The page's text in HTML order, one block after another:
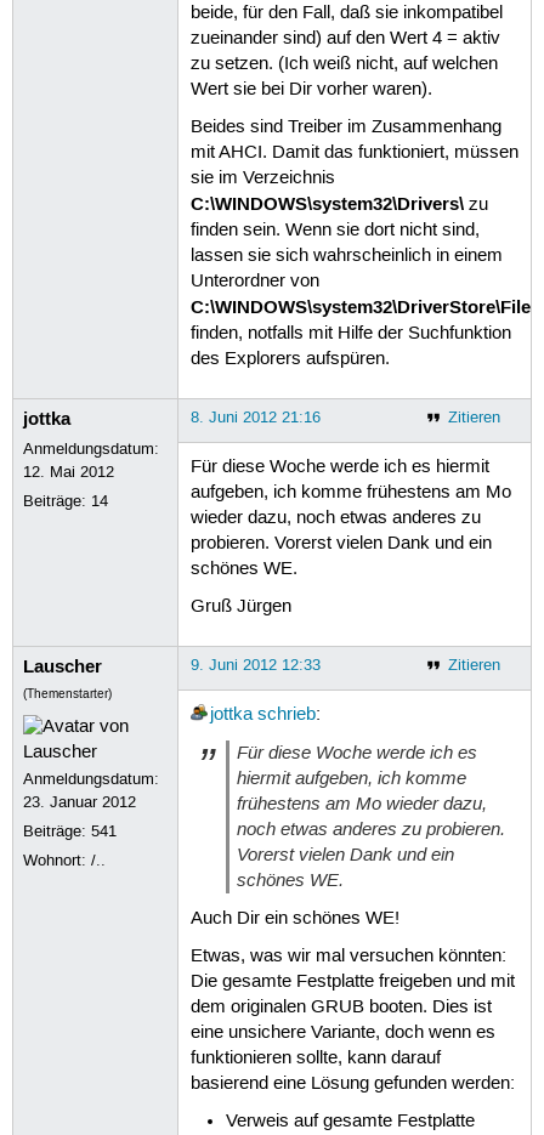
beide, für den Fall, daß sie inkompatibel
zueinander sind) auf den Wert 4 = aktiv
zu setzen. (Ich weiß nicht, auf welchen
Wert sie bei Dir vorher waren).
Beides sind Treiber im Zusammenhang
mit AHCI. Damit das funktioniert, müssen
sie im Verzeichnis
C:\WINDOWS\system32\Drivers\ zu
finden sein. Wenn sie dort nicht sind,
lassen sie sich wahrscheinlich in einem
Unterordner von
finden, notfalls mit Hilfe der Suchfunktion
des Explorers aufspüren.
jottka
Anmeldungsdatum:
12. Mai 2012
Beiträge: 14
Zitieren
8. Juni 2012 21:16
Für diese Woche werde ich es hiermit
aufgeben, ich komme frühestens am Mo
wieder dazu, noch etwas anderes zu
probieren. Vorerst vielen Dank und ein
schönes WE.
Gruß Jürgen
Lauscher
(Themenstarter)
Anmeldungsdatum:
23. Januar 2012
Beiträge:541
Wohnort: /..
Zitieren
9. Juni 2012 12:33
jottka schrieb:
Für diese Woche werde ich es
hiermit aufgeben, ich komme
frühestens am Mo wieder dazu,
noch etwas anderes zu probieren.
Vorerst vielen Dank und ein
schönes WE.
Auch Dir ein schönes WE!
Etwas, was wir mal versuchen könnten:
Die gesamte Festplatte freigeben und mit
dem originalen GRUB booten. Dies ist
eine unsichere Variante, doch wenn es
funktionieren sollte, kann darauf
basierend eine Lösung gefunden werden:
Verweis auf gesamte Festplatte